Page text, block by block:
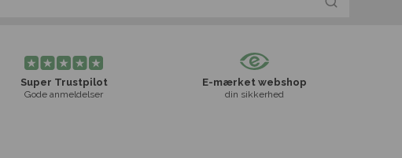
Super Trustpilot
Gode anmeldelser
E-mærket webshop
din sikkerhed